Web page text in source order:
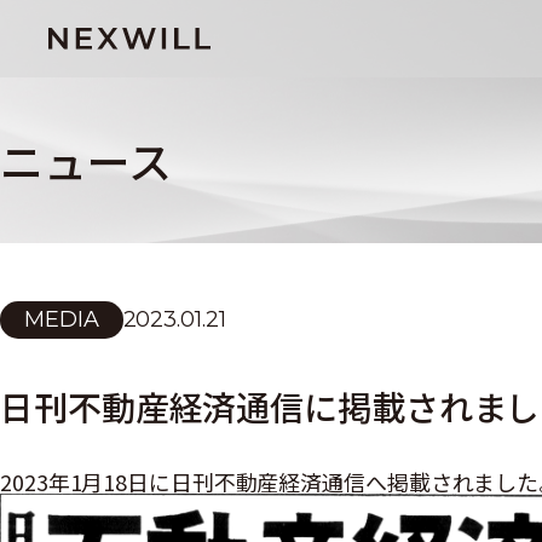
ニュース
MEDIA 2023.01.21
日刊不動産経済通信に掲載されま
2023年1月18日に日刊不動産経済通信へ掲載されまし